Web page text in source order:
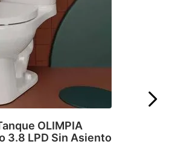
OLIMPIA
3.8 LPD Sin Asiento